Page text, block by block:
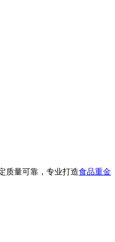
质量可靠，专业打造食品重金